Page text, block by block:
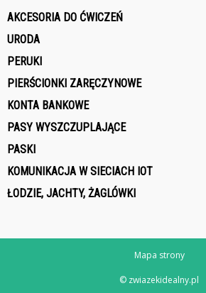
AKCESORIA DO ĆWICZEŃ
URODA
PERUKI
PIERŚCIONKI ZARĘCZYNOWE
KONTA BANKOWE
PASY WYSZCZUPLAJĄCE
PASKI
KOMUNIKACJA W SIECIACH IOT
ŁODZIE, JACHTY, ŻAGLÓWKI
Mapa strony
© zwiazekidealny.pl